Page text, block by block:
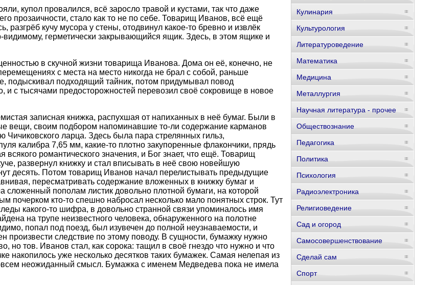
купол провалился, всё заросло травой и кустами, так что даже
прозаичности, стало как то не по себе. Товарищ Иванов, всё ещё
разгрёб кучу мусора у стены, отодвинул какое-то бревно и извлёк
герметически закрывающийся ящик. Здесь, в этом ящике и
в скучной жизни товарища Иванова. Дома он её, конечно, не
с места на место никогда не брал с собой, раньше
подыскивал подходящий тайник, потом придумывал повод
и с тысячами предосторожностей перевозил своё сокровище в новое
записная книжка, распухшая от напиханных в неё бумаг. Были в
вещи, своим подбором напоминавшие то-ли содержание карманов
Чичиковского ларца. Здесь была пара стрелянных гильз,
калибра 7,65 мм, какие-то плотно закупоренные флакончики, прядь
романтического значения, и Бог знает, что ещё. Товарищ
развернул книжку и стал вписывать в неё свою новейшую
десять. Потом товарищ Иванов начал перелистывать предыдущие
пересматривать содержание вложенных в книжку бумаг и
сложенный пополам листик довольно плотной бумаги, на которой
почерком кто-то спешно набросал несколько мало понятных строк. Тут
какого-то шифра, в довольно странной связи упоминалось имя
на трупе неизвестного человека, обнаруженного на полотне
попал под поезд, был изувечен до полной неузнаваемости, и
произвести следствие по этому поводу. В сущности, бумажку нужно
но тов. Иванов стал, как сорока: тащил в своё гнездо что нужно и что
накопилось уже несколько десятков таких бумажек. Самая нелепая из
неожиданный смысл. Бумажка с именем Медведева пока не имела
Кулинария
Культурология
Литературоведение
Математика
Медицина
Металлургия
Научная литература - прочее
Обществознание
Педагогика
Политика
Психология
Радиоэлектроника
Религиоведение
Сад и огород
Самосовершенствование
Сделай сам
Спорт